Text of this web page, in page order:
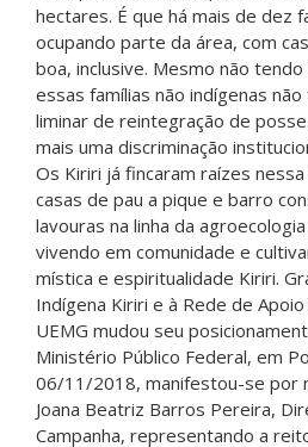
hectares. É que há mais de dez
ocupando parte da área, com
boa, inclusive. Mesmo não
essas famílias não indígenas
liminar de reintegração de
mais uma discriminação
Os Kiriri já fincaram raízes
casas de pau a pique e barro
lavouras na linha da
vivendo em comunidade e
mística e espiritualidade Kiriri.
Indígena Kiriri e à Rede de
UEMG mudou seu
Ministério Público Federal, em
06/11/2018, manifestou-se por
Joana Beatriz Barros Pereira,
Campanha, representando a